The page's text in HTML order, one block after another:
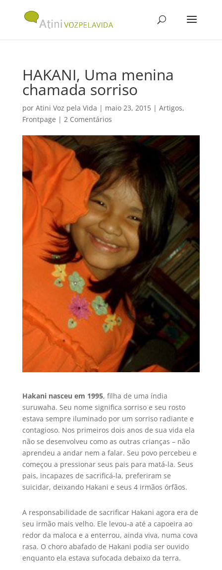
HAKANI, Uma menina
chamada sorriso
por Atini Voz pela Vida | maio 23, 2015| Artigos,
Frontpage | 2 Comentários
Hakani nasceu em 1995, filha de uma índia
suruwaha. Seu nome significa sorriso e seu rosto
estava sempre iluminado por um sorriso radiante e
contagioso. Nos primeiros dois anos de sua vida ela
não se desenvolveu como as outras crianças – não
aprendeu a andar nem a falar. Seu povo percebeu e
começou a pressionar seus pais para matá-la. Seus
pais, incapazes de sacrificá-la, preferiram se
suicidar, deixando Hakani e seus 4 irmãos órfãos.
A responsabilidade de sacrificar Hakani agora era de
seu irmão mais velho. Ele levou-a até a capoeira ao
redor da maloca e a enterrou, ainda viva, numa cova
rasa. O choro abafado de Hakani podia ser ouvido
enquanto ela estava sufocada debaixo da terra.